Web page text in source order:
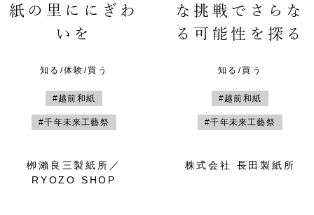
紙の里ににぎわ
いを
知る/体験/買う
#越前和紙
#千年未来工藝祭
栁瀨良三製紙所／
RYOZO SHOP
な挑戦でさらな
る可能性を探る
知る/買う
#越前和紙
#千年未来工藝祭
株式会社 長田製紙所